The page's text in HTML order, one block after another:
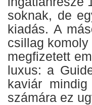
soknak, de
kiadás. A
csillag
megfizetett
luxus: a
kaviár
számára ez